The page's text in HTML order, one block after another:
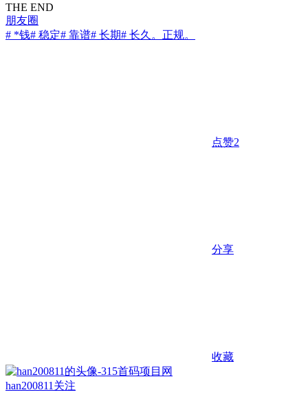
THE END
朋友圈
# *钱# 稳定# 靠谱# 长期# 长久。正规。
点赞2
分享
收藏
han200811 关注